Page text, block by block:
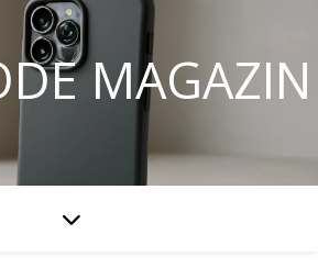
MAGAZIN